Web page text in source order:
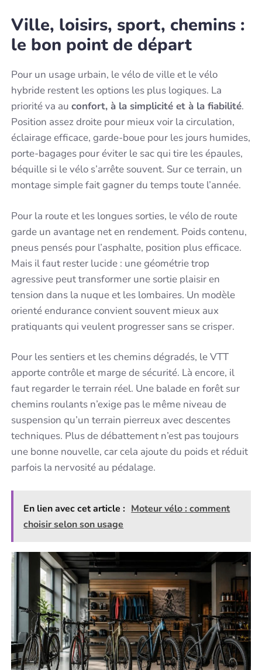
Ville, loisirs, sport, chemins :
le bon point de départ
Pour un usage urbain, le vélo de ville et le vélo
hybride restent les options les plus logiques. La
priorité va auconfort, à la simplicité et à la fiabilité.
Position assez droite pour mieux voir la circulation,
éclairage efficace, garde-boue pour les jours humides,
porte-bagages pour éviter le sac qui tire les épaules,
béquille si le vélo s’arrête souvent. Sur ce terrain, un
montage simple fait gagner du temps toute l’année.
Pour la route et les longues sorties, le vélo de route
garde un avantage net en rendement. Poids contenu,
pneus pensés pour l’asphalte, position plus efficace.
Mais il faut rester lucide : une géométrie trop
agressive peut transformer une sortie plaisir en
tension dans la nuque et les lombaires. Un modèle
orienté endurance convient souvent mieux aux
pratiquants qui veulent progresser sans se crisper.
Pour les sentiers et les chemins dégradés, le VTT
apporte contrôle et marge de sécurité. Là encore, il
faut regarder le terrain réel. Une balade en forêt sur
chemins roulants n’exige pas le même niveau de
suspension qu’un terrain pierreux avec descentes
techniques. Plus de débattement n’est pas toujours
une bonne nouvelle, car cela ajoute du poids et réduit
parfois la nervosité au pédalage.
En lien avec cet article : Moteur vélo : comment
choisir selon son usage